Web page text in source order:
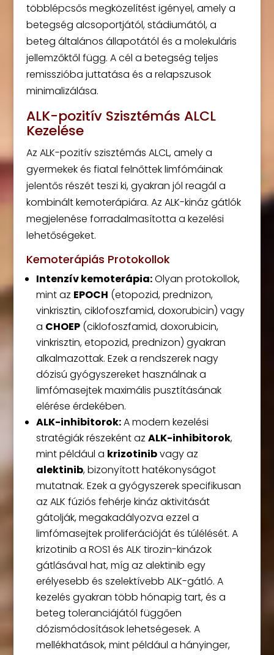
többlépcsős megközelítést igényel, amely a
betegség alcsoportjától, stádiumától, a
beteg általános állapotától és a molekuláris
jellemzőktől függ. A cél a betegség teljes
remisszióba juttatása és a relapszusok
minimalizálása.
ALK-pozitív Szisztémás ALCL
Kezelése
Az ALK-pozitív szisztémás ALCL, amely a
gyermekek és fiatal felnőttek limfómáinak
jelentős részét teszi ki, gyakran jól reagál a
kombinált kemoterápiára. Az ALK-kináz gátlók
megjelenése forradalmasította a kezelési
lehetőségeket.
Kemoterápiás Protokollok
Intenzív kemoterápia:Olyan protokollok,
mint az EPOCH (etopozid, prednizon,
vinkrisztin, ciklofoszfamid, doxorubicin) vagy
a CHOEP(ciklofoszfamid, doxorubicin,
vinkrisztin, etopozid, prednizon) gyakran
alkalmazottak. Ezek a rendszerek nagy
dózisú gyógyszereket használnak a
limfómasejtek maximális pusztításának
elérése érdekében.
ALK-inhibitorok:A modern kezelési
stratégiák részeként az ALK-inhibitorok,
mint például a krizotinibvagy az
alektinib, bizonyított hatékonyságot
mutatnak. Ezek a gyógyszerek specifikusan
az ALK fúziós fehérje kináz aktivitását
gátolják, megakadályozva ezzel a
limfómasejtek proliferációját és túlélését. A
krizotinib a ROS1 és ALK tirozin-kinázok
gátlásával hat, míg az alektinib egy
erélyesebb és szelektívebb ALK-gátló. A
kezelés gyakran több hónapig tart, és a
beteg toleranciájától függően
dózismódosítások lehetségesek. A
mellékhatások, mint például a hányinger,